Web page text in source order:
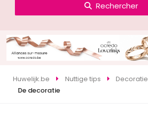
Rechercher
Huwelijk.be Nuttige tips
Decoratie
De decoratie